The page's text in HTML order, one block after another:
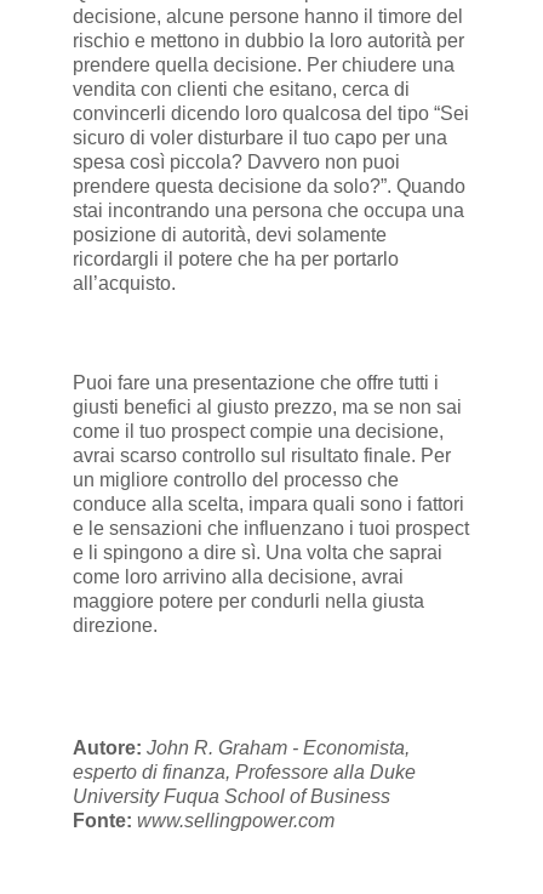
decisione, alcune persone hanno il timore del
rischio e mettono in dubbio la loro autorità per
prendere quella decisione. Per chiudere una
vendita con clienti che esitano, cerca di
convincerli dicendo loro qualcosa del tipo “Sei
sicuro di voler disturbare il tuo capo per una
spesa così piccola? Davvero non puoi
prendere questa decisione da solo?”. Quando
stai incontrando una persona che occupa una
posizione di autorità, devi solamente
ricordargli il potere che ha per portarlo
all’acquisto.
Puoi fare una presentazione che offre tutti i
giusti benefici al giusto prezzo, ma se non sai
come il tuo prospect compie una decisione,
avrai scarso controllo sul risultato finale. Per
un migliore controllo del processo che
conduce alla scelta, impara quali sono i fattori
e le sensazioni che influenzano i tuoi prospect
e li spingono a dire sì. Una volta che saprai
come loro arrivino alla decisione, avrai
maggiore potere per condurli nella giusta
direzione.
Autore: John R. Graham - Economista,
esperto di finanza, Professore alla Duke
University Fuqua School of Business
Fonte: www.sellingpower.com